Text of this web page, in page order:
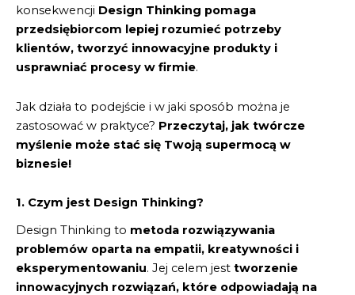
konsekwencji Design Thinking pomaga
przedsiębiorcom lepiej rozumieć potrzeby
klientów, tworzyć innowacyjne produkty i
usprawniać procesy w firmie.
Jak działa to podejście i w jaki sposób można je
zastosować w praktyce? Przeczytaj, jak twórcze
myślenie może stać się Twoją supermocą w
biznesie!
1. Czym jest Design Thinking?
Design Thinking to metoda rozwiązywania
problemów oparta na empatii, kreatywności i
eksperymentowaniu. Jej celem jest tworzenie
innowacyjnych rozwiązań, które odpowiadają na